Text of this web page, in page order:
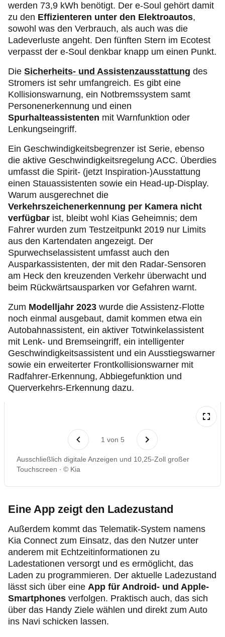
werden 73,9 kWh benötigt. Der e-Soul gehört damit
zu den Effizienteren unter den Elektroautos,
sowohl was den Verbrauch, als auch was die
Ladeverluste angeht. Den fünften Stern im Ecotest
verpasst der e-Soul denkbar knapp um einen Punkt.
Die Sicherheits- und Assistenzausstattung des
Stromers ist sehr umfangreich. Es gibt eine
Kollisionswarnung, ein Notbremssystem samt
Personenerkennung und einen
Spurhalteassistenten mit Warnfunktion oder
Lenkungseingriff.
Ein Geschwindigkeitsbegrenzer ist Serie, ebenso
die aktive Geschwindigkeitsregelung ACC. Überdies
umfasst die Spirit- (jetzt Inspiration-)Ausstattung
einen Stauassistenten sowie ein Head-up-Display.
Warum ausgerechnet die
Verkehrszeichenerkennung per Kamera nicht
verfügbar ist, bleibt wohl Kias Geheimnis; dem
Fahrer wurden zum Testzeitpunkt 2019 nur Limits
aus den Kartendaten angezeigt. Der
Spurwechselassistent umfasst auch den
Ausparkassistenten, der mit den Radar-Sensoren
am Heck den kreuzenden Verkehr überwacht und
beim Rückwärtsausparken vor Gefahren warnt.
Zum Modelljahr 2023 wurde die Assistenz-Flotte
noch einmal ausgebaut, damit kommen etwa ein
Autobahnassistent, ein aktiver Totwinkelassistent
mit Lenk- und Bremseingriff, ein intelligenter
Geschwindigkeitsassistent und ein Ausstiegswarner
sowie ein erweiterter Frontkollisionswarner mit
Radfahrer-Erkennung, Abbiegefunktion und
Querverkehrs-Erkennung dazu.
1 von 5
Ausschließlich digitale Anzeigen und 10,25-Zoll großer
Touchscreen
© Kia
Eine App zeigt den Ladezustand
Außerdem kommt das Telematik-System namens
Kia Connect zum Einsatz, das den Nutzer unter
anderem mit Echtzeitinformationen zu
Ladestationen versorgt und es ermöglicht, das
Laden zu programmieren. Der aktuelle Ladezustand
lässt sich über eine App für Android- und Apple-
Smartphones verfolgen. Praktisch auch, das sich
über das Handy Ziele wählen und direkt zum Auto
ins Navi schicken lassen.